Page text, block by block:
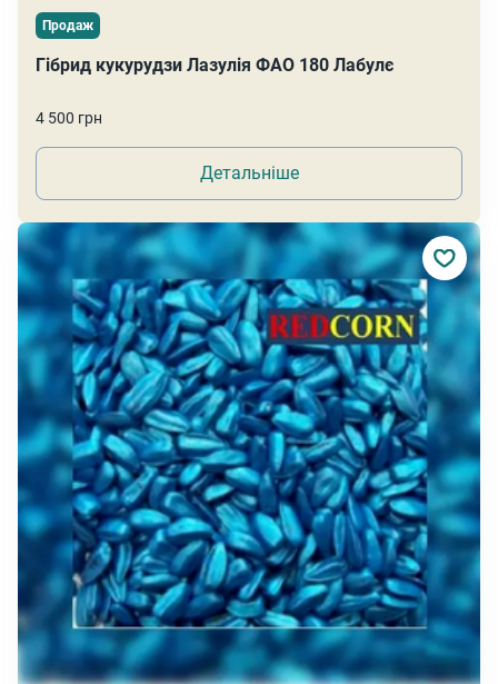
Продаж
Гібрид кукурудзи Лазулія ФАО 180 Лабулє
4 500 грн
Детальніше